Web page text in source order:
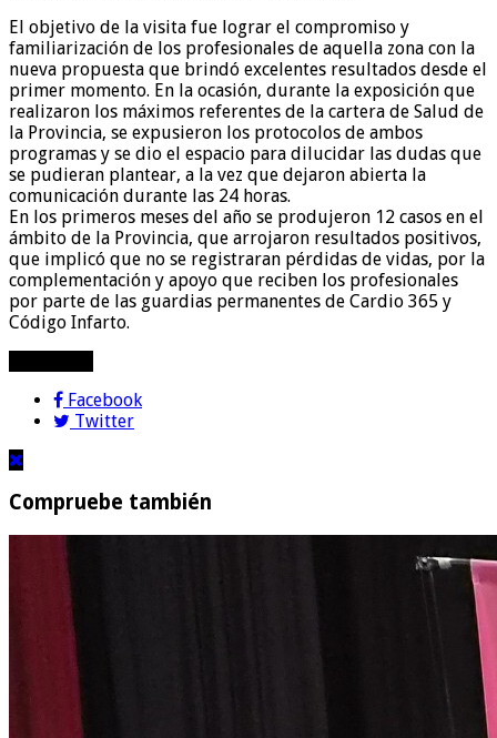
El objetivo de la visita fue lograr el compromiso y
familiarización de los profesionales de aquella zona con la
nueva propuesta que brindó excelentes resultados desde el
primer momento. En la ocasión, durante la exposición que
realizaron los máximos referentes de la cartera de Salud de
la Provincia, se expusieron los protocolos de ambos
programas y se dio el espacio para dilucidar las dudas que
se pudieran plantear, a la vez que dejaron abierta la
comunicación durante las 24 horas.
En los primeros meses del año se produjeron 12 casos en el
ámbito de la Provincia, que arrojaron resultados positivos,
que implicó que no se registraran pérdidas de vidas, por la
complementación y apoyo que reciben los profesionales
por parte de las guardias permanentes de Cardio 365 y
Código Infarto.
Facebook
Twitter
Compruebe también